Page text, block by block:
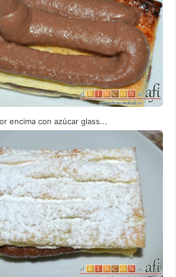
encima con azúcar glass...